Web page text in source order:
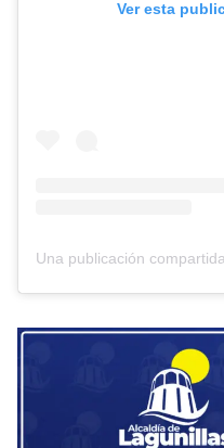
Ver esta
Una publicación compartida